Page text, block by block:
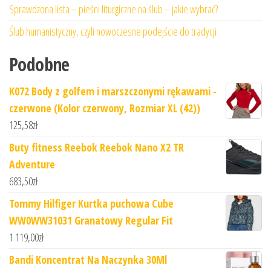
Sprawdzona lista – pieśni liturgiczne na ślub – jakie wybrać?
Ślub humanistyczny, czyli nowoczesne podejście do tradycji
Podobne
K072 Body z golfem i marszczonymi rękawami -
czerwone (Kolor czerwony, Rozmiar XL (42))
125,58zł
Buty fitness Reebok Reebok Nano X2 TR
Adventure
683,50zł
Tommy Hilfiger Kurtka puchowa Cube
WW0WW31031 Granatowy Regular Fit
1 119,00zł
Bandi Koncentrat Na Naczynka 30Ml